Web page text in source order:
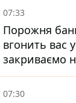
07:33
Порожня
вгонить вас
закриваємо
рахунок
07:30